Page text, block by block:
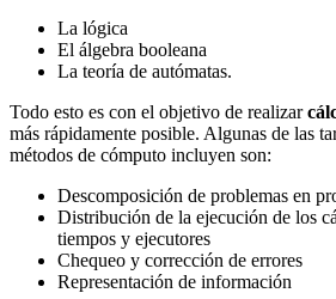
La lógica
El álgebra booleana
La teoría de autómatas.
Todo esto es con el objetivo de realizar
más rápidamente posible. Algunas de las
métodos de cómputo incluyen son:
Descomposición de problemas en
Distribución de la ejecución de los
tiempos y ejecutores
Chequeo y corrección de errores
Representación de información